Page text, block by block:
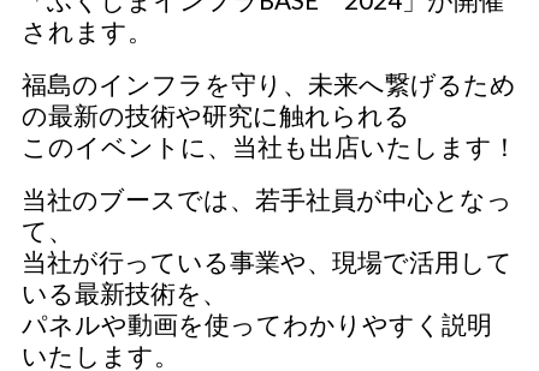
されます。
福島のインフラを守り、未来へ繋げるため
の最新の技術や研究に触れられる
このイベントに、当社も出店いたします！
当社のブースでは、若手社員が中心となっ
て、
当社が行っている事業や、現場で活用して
いる最新技術を、
パネルや動画を使ってわかりやすく説明
いたします。